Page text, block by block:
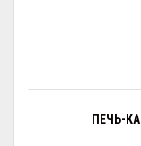
ПЕЧЬ-